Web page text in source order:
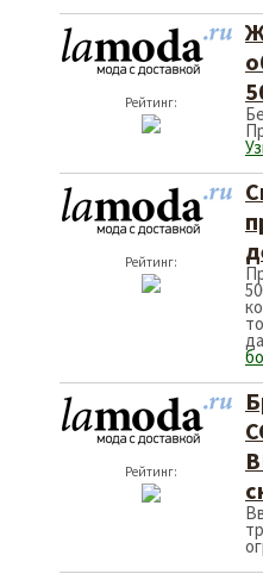
Рейтинг:
Рейтинг:
Рейтинг: